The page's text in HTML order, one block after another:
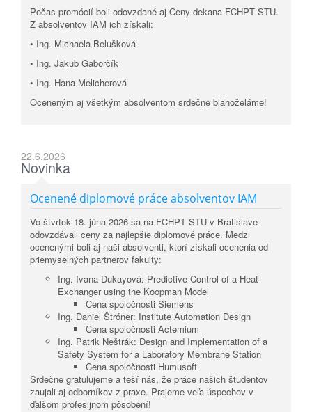
Počas promócií boli odovzdané aj Ceny dekana FCHPT STU.
Z absolventov IAM ich získali:
• Ing. Michaela Belušková
• Ing. Jakub Gaborčík
• Ing. Hana Melicherová
Oceneným aj všetkým absolventom srdečne blahoželáme!
22.6.2026
Novinka
Ocenené diplomové práce absolventov IAM
Vo štvrtok 18. júna 2026 sa na FCHPT STU v Bratislave
odovzdávali ceny za najlepšie diplomové práce. Medzi
ocenenými boli aj naši absolventi, ktorí získali ocenenia od
priemyselných partnerov fakulty:
Ing. Ivana Dukayová: Predictive Control of a Heat
Exchanger using the Koopman Model
Cena spoločnosti Siemens
Ing. Daniel Štróner: Institute Automation Design
Cena spoločnosti Actemium
Ing. Patrik Neštrák: Design and Implementation of a
Safety System for a Laboratory Membrane Station
Cena spoločnosti Humusoft
Srdečne gratulujeme a teší nás, že práce našich študentov
zaujali aj odborníkov z praxe. Prajeme veľa úspechov v
ďalšom profesijnom pôsobení!